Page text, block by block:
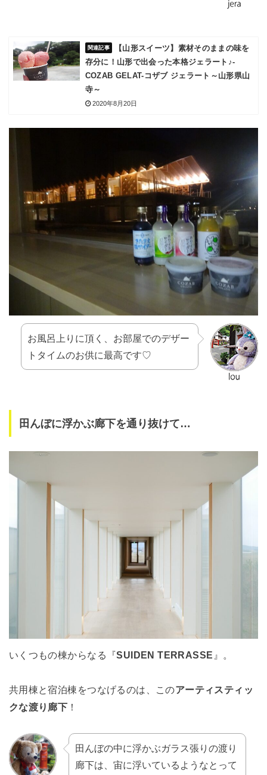
【山形スイーツ】素材そのままの味を
存分に！山形で出会った本格ジェラート♪-
COZAB GELAT-コザブ ジェラート～山形県山
寺～
2020年8月20日
お風呂上りに頂く、お部屋でのデザー
トタイムのお供に最高です♡
田んぼに浮かぶ廊下を通り抜けて…
いくつもの棟からなる『SUIDEN TERRASSE 』。
共用棟と宿泊棟をつなげるのは、このアーティスティッ
クな渡り廊下 ！
田んぼの中に浮かぶガラス張りの渡り
廊下は、宙に浮いているようなとって